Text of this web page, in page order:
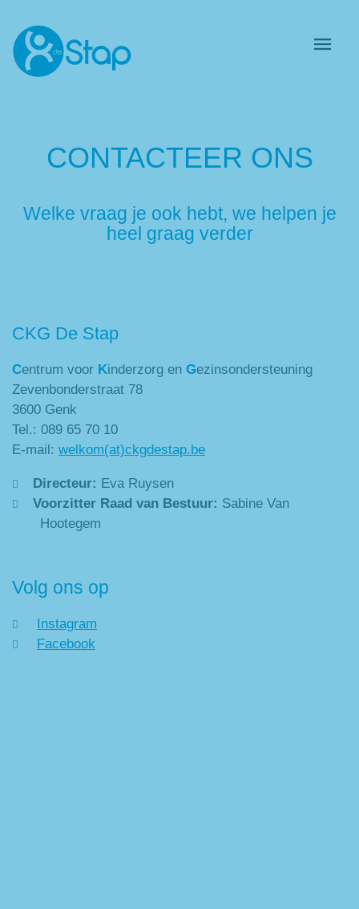
CONTACTEER ONS
Welke vraag je ook hebt, we helpen je
heel graag verder
CKG De Stap
Centrum voor Kinderzorg en Gezinsondersteuning
Zevenbonderstraat 78
3600 Genk
Tel.: 089 65 70 10
E-mail: welkom(at)ckgdestap.be
Directeur: Eva Ruysen
Voorzitter Raad van Bestuur: Sabine Van
Hootegem
Volg ons op
Instagram
Facebook